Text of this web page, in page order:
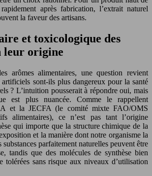
après fabrication, l’extrait naturel
la faveur des artisans.
et toxicologique des
leur origine
arômes alimentaires, une question revient
sont-ils plus dangereux pour la santé
? L’intuition pousserait à répondre oui, mais
est plus nuancée. Comme le rappellent
et la JECFA (le comité mixte FAO/OMS
alimentaires), ce n’est pas tant l’origine
qui importe que la structure chimique de la
et la manière dont notre organisme la
substances parfaitement naturelles peuvent être
tandis que des molécules de synthèse bien
tolérées sans risque aux niveaux d’utilisation